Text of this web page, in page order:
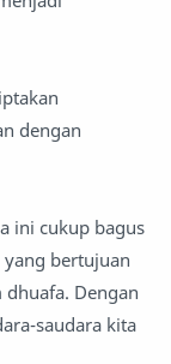
dengan
ini cukup bagus
bertujuan
Dengan
saudara kita